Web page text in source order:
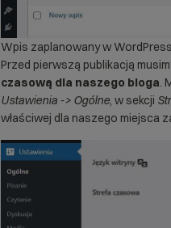
Wpis zaplanowany w
Przed pierwszą publikacją
czasową dla naszego bloga.
Ustawienia -> Ogólne, w sekcji
właściwej dla naszego miejsca